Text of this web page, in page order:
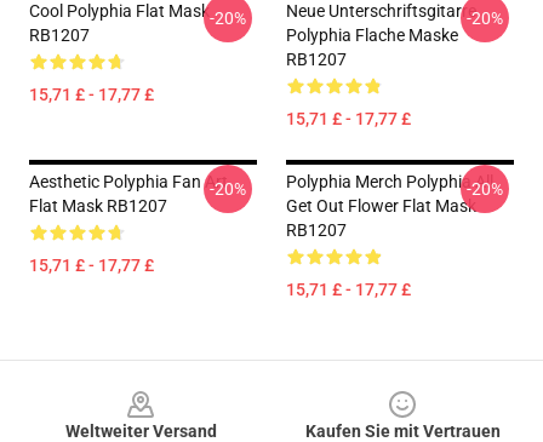
Cool Polyphia Flat Mask
RB1207
15,71 £ - 17,77 £
-20%
Neue Unterschriftsgitarre
Polyphia Flache Maske
RB1207
15,71 £ - 17,77 £
-20%
Aesthetic Polyphia Fan Art
Flat Mask RB1207
15,71 £ - 17,77 £
-20%
Polyphia Merch Polyphia All
Get Out Flower Flat Mask
RB1207
15,71 £ - 17,77 £
-20%
Weltweiter Versand
Kaufen Sie mit Vertrauen